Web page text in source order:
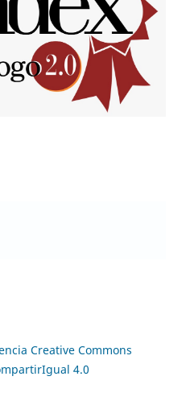
Creative Commons
4.0